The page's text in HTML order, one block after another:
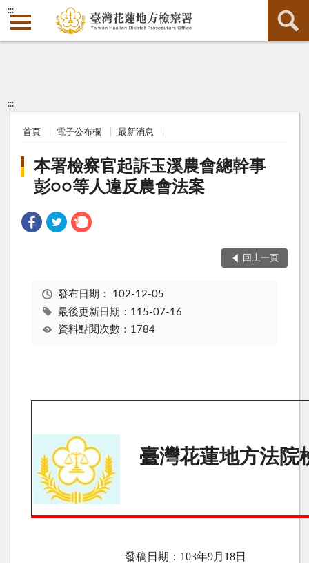
:::
:::
首頁 電子公布欄 最新消息
本署檢察官起訴玉溪農會總幹事
彭○○等人違反農會法案
回上一頁
發布日期： 102-12-05
最後更新日期：115-07-16
資料點閱次數：1784
臺灣花蓮地方法院
發稿日期： 103年9月 18日